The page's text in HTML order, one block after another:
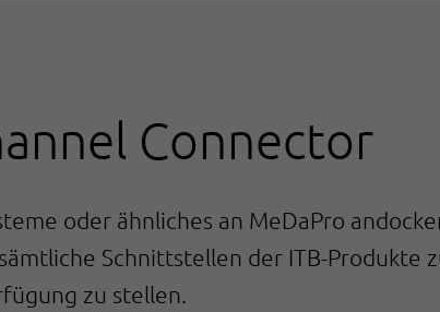
Connector
oder ähnliches an MeDaPro
Schnittstellen der ITB-Produkte
zu stellen.